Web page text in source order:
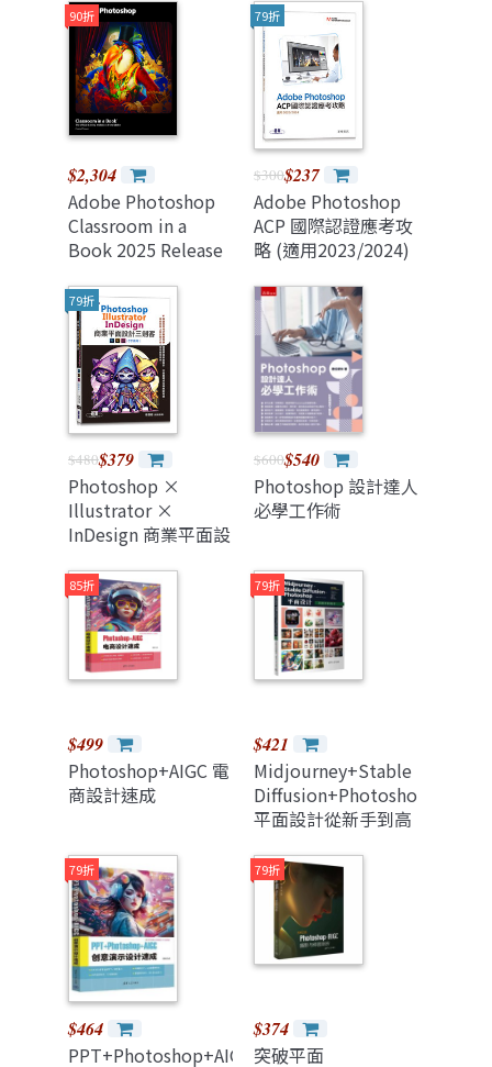
90折
$2,304
Adobe Photoshop
Classroom in a
Book 2025 Release
79折
$300$237
Adobe Photoshop
ACP 國際認證應考攻
略 (適用2023/2024)
79折
$480$379
Photoshop ×
Illustrator ×
InDesign 商業平面設
$600$540
Photoshop 設計達人
必學工作術
85折
$499
Photoshop+AIGC 電
商設計速成
79折
$421
Midjourney+Stable
Diffusion+Photoshop
平面設計從新手到高
79折
$464
PPT+Photoshop+AIGC
79折
$374
突破平面